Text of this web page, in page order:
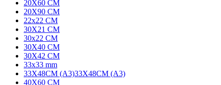
20X60 CM
20X90 CM
22x22 CM
30X21 CM
30x22 CM
30X40 CM
30X42 CM
33x33 mm
33X48CM (A3)33X48CM (A3)
40X60 CM